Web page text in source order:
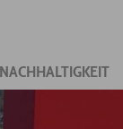
NACHHALTIGKEIT